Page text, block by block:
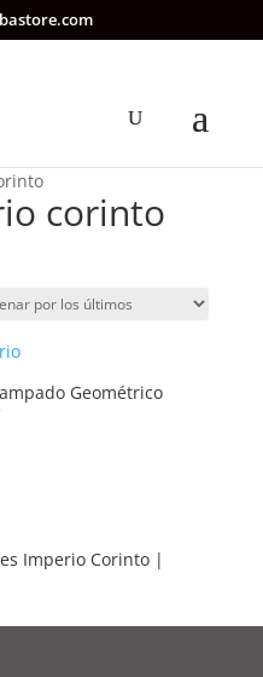
corinto
últimos
Geométrico
Imperio Corinto |